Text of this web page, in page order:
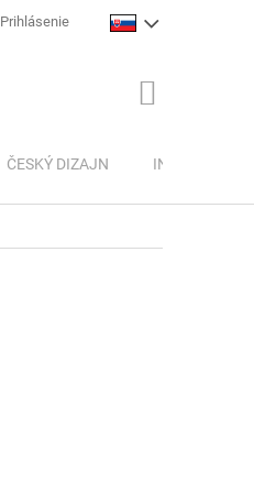
Prihlásenie
ČESKÝ DIZAJN INSPIRACE